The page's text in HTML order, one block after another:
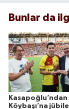
Bunlar da
Kasapoğlu’ndan
Köybaşı’na